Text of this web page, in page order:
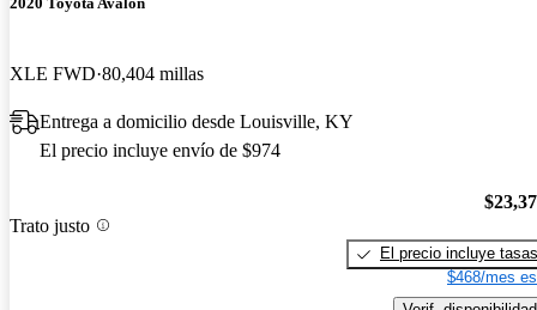
XLE FWD 80,404 millas
Entrega a domicilio desde Louisville, KY
El precio incluye envío de $974
Trato justo
El precio incluye tasas
$468/mes